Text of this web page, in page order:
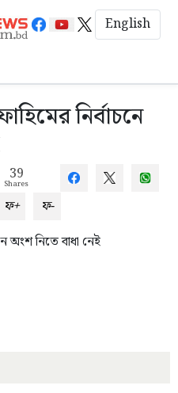
English
নির্বাচনে
39
Shares
ফ+ ফ-